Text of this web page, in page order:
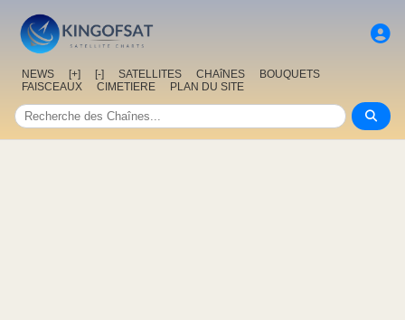
NEWS [+] [-] SATELLITES CHAîNES
BOUQUETS
FAISCEAUX
CIMETIERE PLAN DU SITE